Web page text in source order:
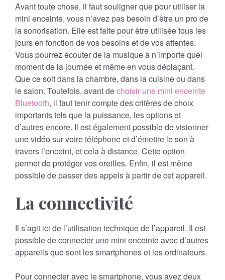
Avant toute chose, il faut souligner que pour utiliser la
mini enceinte, vous n’avez pas besoin d’être un pro de
la sonorisation. Elle est faite pour être utilisée tous les
jours en fonction de vos besoins et de vos attentes.
Vous pourrez écouter de la musique à n’importe quel
moment de la journée et même en vous déplaçant.
Que ce soit dans la chambre, dans la cuisine ou dans
le salon. Toutefois, avant dechoisir une mini enceinte
Bluetooth, il faut tenir compte des critères de choix
importants tels que la puissance, les options et
d’autres encore. Il est également possible de visionner
une vidéo sur votre téléphone et d’émettre le son à
travers l’enceint, et cela à distance. Cette option
permet de protéger vos oreilles. Enfin, il est même
possible de passer des appels à partir de cet appareil.
La connectivité
Il s’agit ici de l’utilisation technique de l’appareil. Il est
possible de connecter une mini enceinte avec d’autres
appareils que sont les smartphones et les ordinateurs.
Pour connecter avec le smartphone, vous avez deux